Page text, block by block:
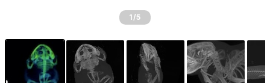
1 /5